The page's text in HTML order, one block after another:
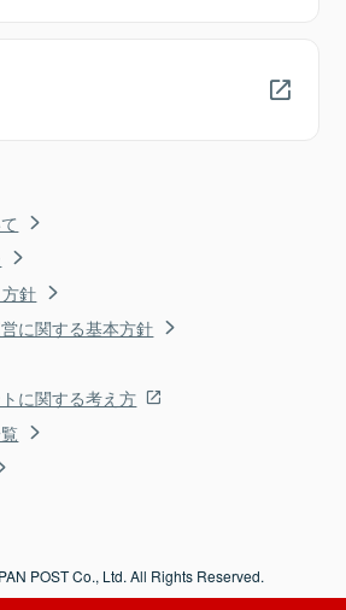
針
に関する基本方針
に関する考え方
POST Co., Ltd. All Rights Reserved.